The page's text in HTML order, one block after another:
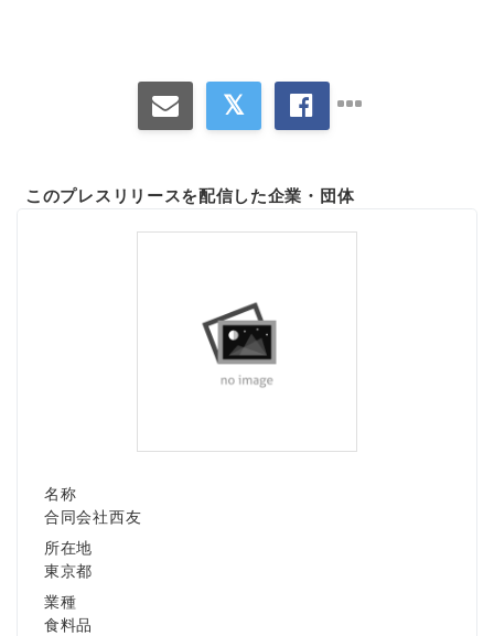
このプレスリリースを配信した企業・団体
名称
合同会社西友
所在地
東京都
業種
食料品